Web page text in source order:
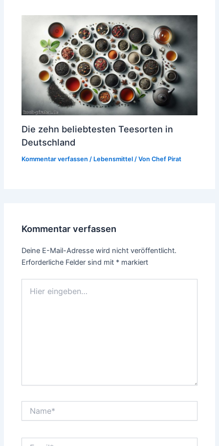
Die zehn beliebtesten Teesorten in
Deutschland
Kommentar verfassen / Lebensmittel / VonChef Pirat
Kommentar verfassen
Deine E-Mail-Adresse wird nicht veröffentlicht.
Erforderliche Felder sind mit * markiert
eingeben…